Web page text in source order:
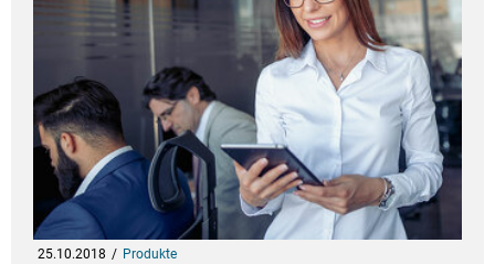
25.10.2018 Produkte